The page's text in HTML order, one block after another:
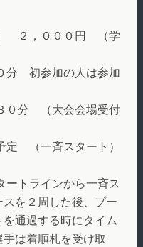
２，０００円 （学
分 初参加の人は参加
０分 （大会会場受付
定 （一斉スタート）
ートラインから一斉ス
を２周した後、プー
通過する時にタイム
は着順札を受け取